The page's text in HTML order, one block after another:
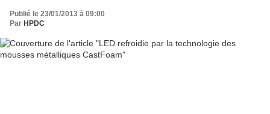
Publié le 23/01/2013 à 09:00
Par HPDC